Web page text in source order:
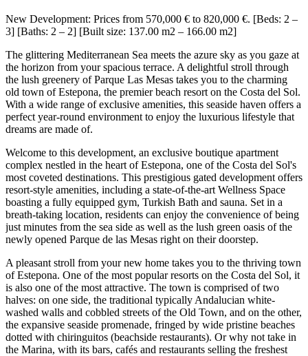
New Development: Prices from 570,000 € to 820,000 €. [Beds: 2 –
3] [Baths: 2 – 2] [Built size: 137.00 m2 – 166.00 m2]
The glittering Mediterranean Sea meets the azure sky as you gaze at
the horizon from your spacious terrace. A delightful stroll through
the lush greenery of Parque Las Mesas takes you to the charming
old town of Estepona, the premier beach resort on the Costa del Sol.
With a wide range of exclusive amenities, this seaside haven offers a
perfect year-round environment to enjoy the luxurious lifestyle that
dreams are made of.
Welcome to this development, an exclusive boutique apartment
complex nestled in the heart of Estepona, one of the Costa del Sol's
most coveted destinations. This prestigious gated development offers
resort-style amenities, including a state-of-the-art Wellness Space
boasting a fully equipped gym, Turkish Bath and sauna. Set in a
breath-taking location, residents can enjoy the convenience of being
just minutes from the sea side as well as the lush green oasis of the
newly opened Parque de las Mesas right on their doorstep.
A pleasant stroll from your new home takes you to the thriving town
of Estepona. One of the most popular resorts on the Costa del Sol, it
is also one of the most attractive. The town is comprised of two
halves: on one side, the traditional typically Andalucian white-
washed walls and cobbled streets of the Old Town, and on the other,
the expansive seaside promenade, fringed by wide pristine beaches
dotted with chiringuitos (beachside restaurants). Or why not take in
the Marina, with its bars, cafés and restaurants selling the freshest